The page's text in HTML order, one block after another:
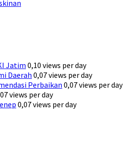
Jatim 0,10 views per day
Daerah 0,07 views per day
Perbaikan 0,07 views per day
views per day
0,07 views per day